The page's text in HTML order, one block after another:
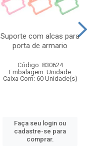
Suporte com alcas para
porta de armario
Código: 830624
Embalagem: Unidade
Caixa Com: 60 Unidade(s)
Faça seu login ou
cadastre-se para
comprar.